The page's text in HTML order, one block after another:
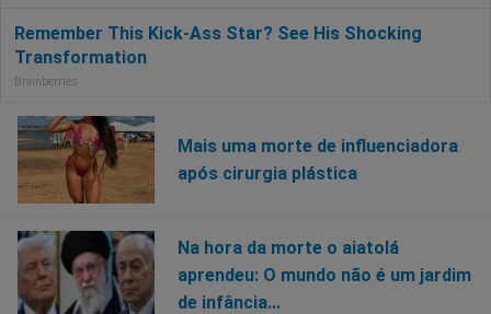
Mais uma morte de influenciadora
após cirurgia plástica
Na hora da morte o aiatolá
aprendeu: O mundo não é um jardim
de infância...